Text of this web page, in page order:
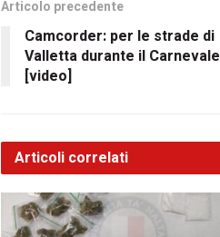
Articolo precedente
Camcorder: per le strade di
Valletta durante il Carnevale
[video]
Articoli correlati